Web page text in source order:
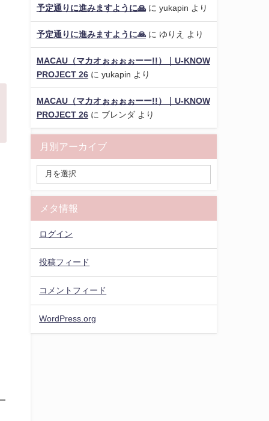
予定通りに進みますように🙏に yukapin より
予定通りに進みますように🙏に ゆりえ より
MACAU（マカオぉぉぉぉーー!!）｜U-KNOW
PROJECT 26に yukapin より
MACAU（マカオぉぉぉぉーー!!）｜U-KNOW
PROJECT 26に ブレンダより
月別アーカイブ
メタ情報
ログイン
投稿フィード
コメントフィード
WordPress.org